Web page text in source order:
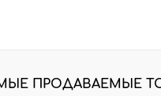
Сравнить
Быстрый
ПРОДАВАЕМЫЕ